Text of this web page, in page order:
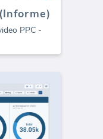
PPC -